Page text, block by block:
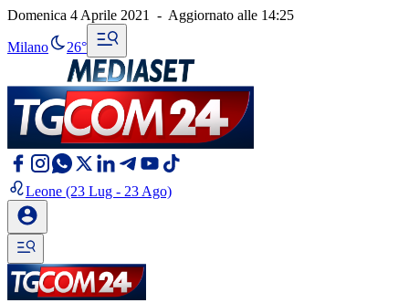
Domenica 4 Aprile 2021 - Aggiornato alle 14:25
Milano 26°
Leone (23 Lug - 23 Ago)